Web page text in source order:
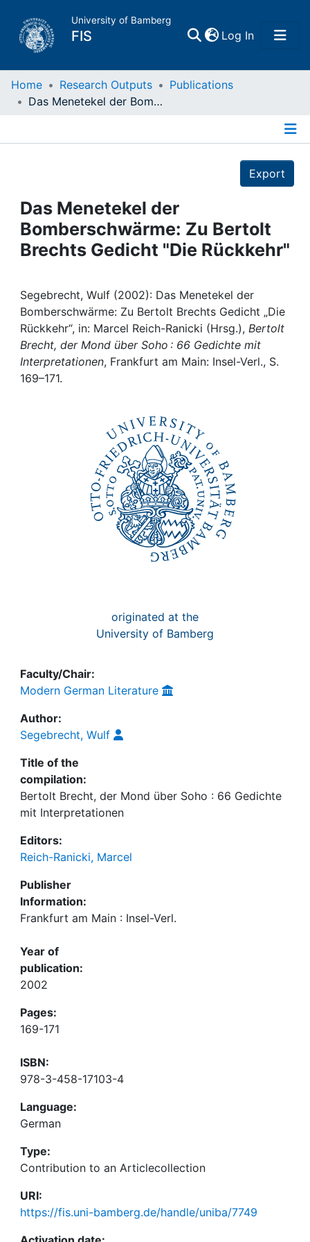
University of Bamberg
FIS Log In(current)
Home
Projects
People
Awards
My FIS
Help
Home Research Outputs
Publications
Das Menetekel der Bomberschwärme: Zu Bertolt Brechts Gedicht "Die Rückkehr"
Export
Das Menetekel der
Bomberschwärme: Zu Bertolt
Brechts Gedicht "Die Rückkehr"
Segebrecht, Wulf (2002): Das Menetekel der
Bomberschwärme: Zu Bertolt Brechts Gedicht „Die
Rückkehr“, in: Marcel Reich-Ranicki (Hrsg.), Bertolt
Brecht, der Mond über Soho : 66 Gedichte mit
Interpretationen, Frankfurt am Main: Insel-Verl., S.
169–171.
originated at the
University of Bamberg
Faculty/Chair:
Modern German Literature
Author:
Segebrecht, Wulf
Title of the
compilation:
Bertolt Brecht, der Mond über Soho : 66 Gedichte
mit Interpretationen
Editors:
Reich-Ranicki, Marcel
Publisher
Information:
Frankfurt am Main : Insel-Verl.
Year of
publication:
2002
Pages:
169-171
ISBN:
978-3-458-17103-4
Language:
German
Type:
Contribution to an Articlecollection
URI:
https://fis.uni-bamberg.de/handle/uniba/7749